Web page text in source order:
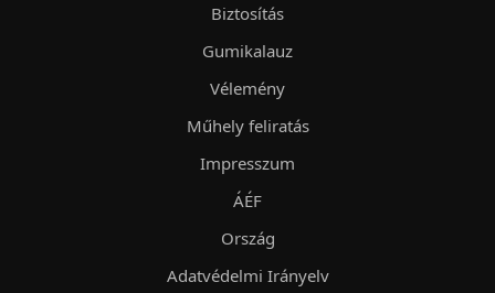
Biztosítás
Gumikalauz
Vélemény
Műhely feliratás
Impresszum
ÁÉF
Ország
Adatvédelmi Irányelv